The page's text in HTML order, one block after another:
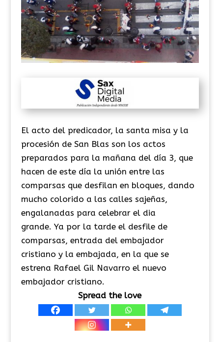
El acto del predicador, la santa misa y la
procesión de San Blas son los actos
preparados para la mañana del día 3, que
hacen de este día la unión entre las
comparsas que desfilan en bloques, dando
mucho colorido a las calles sajeñas,
engalanadas para celebrar el dia
grande. Ya por la tarde el desfile de
comparsas, entrada del embajador
cristiano y la embajada, en la que se
estrena Rafael Gil Navarro el nuevo
embajador cristiano.
Spread the love